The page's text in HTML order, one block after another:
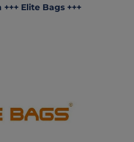
Elite Bags +++